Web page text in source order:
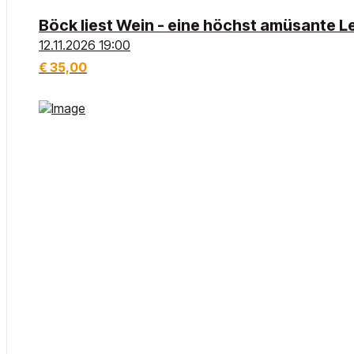
Böck liest Wein - eine höchst amüsante
12.11.2026 19:00
€ 35,00